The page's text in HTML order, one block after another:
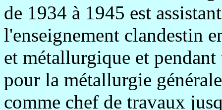
de 1934 à 1945 est
l'enseignement clandestin
et métallurgique et
pour la métallurgie
comme chef de travaux